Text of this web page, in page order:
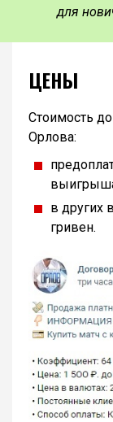
для
ЦЕНЫ
Стоимость
Орлова:
в других
гривен.